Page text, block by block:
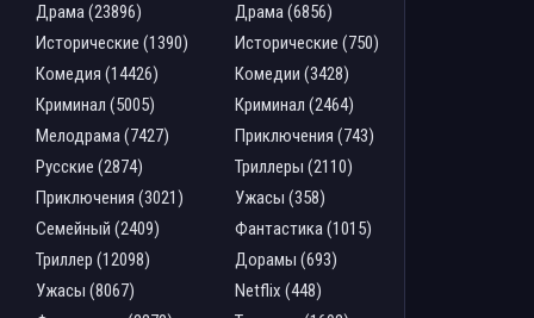
Драма (23896)
Исторические (1390)
Комедия (14426)
Криминал (5005)
Мелодрама (7427)
Русские (2874)
Приключения (3021)
Семейный (2409)
Триллер (12098)
Ужасы (8067)
Драма (6856)
Исторические (750)
Комедии (3428)
Криминал (2464)
Приключения (743)
Триллеры (2110)
Ужасы (358)
Фантастика (1015)
Дорамы (693)
Netflix (448)